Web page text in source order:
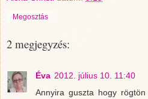
Megosztás
2 megjegyzés:
Éva 2012. július 10. 11:40
Annyira guszta hogy